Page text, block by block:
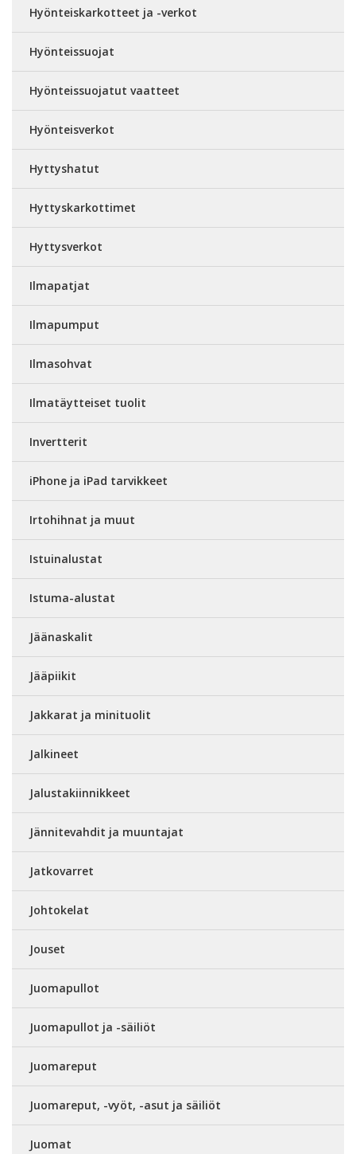
Hyönteiskarkotteet ja -verkot
Hyönteissuojat
Hyönteissuojatut vaatteet
Hyönteisverkot
Hyttyshatut
Hyttyskarkottimet
Hyttysverkot
Ilmapatjat
Ilmapumput
Ilmasohvat
Ilmatäytteiset tuolit
Invertterit
iPhone ja iPad tarvikkeet
Irtohihnat ja muut
Istuinalustat
Istuma-alustat
Jäänaskalit
Jääpiikit
Jakkarat ja minituolit
Jalkineet
Jalustakiinnikkeet
Jännitevahdit ja muuntajat
Jatkovarret
Johtokelat
Jouset
Juomapullot
Juomapullot ja -säiliöt
Juomareput
Juomareput, -vyöt, -asut ja säiliöt
Juomat